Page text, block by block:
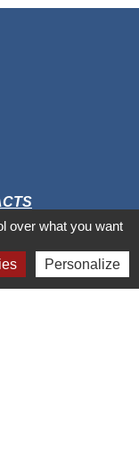
over what you want
Personalize